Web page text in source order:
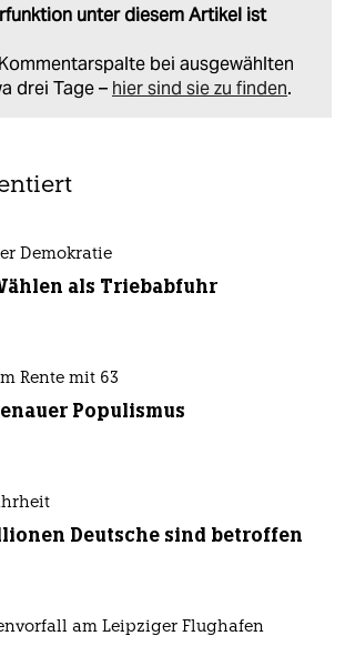
unter diesem Artikel ist
bei ausgewählten
drei Tage – hier sind sie zu finden.
Demokratie
als Triebabfuhr
Rente mit 63
Populismus
Deutsche sind betroffen
am Leipziger Flughafen